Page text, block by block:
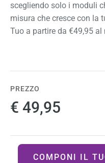
scegliendo solo i moduli
misura che cresce con la
Tuo a partire da €49,95 al
PREZZO
€ 49,95
COMPONI IL